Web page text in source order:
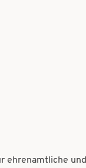
ehrenamtliche und